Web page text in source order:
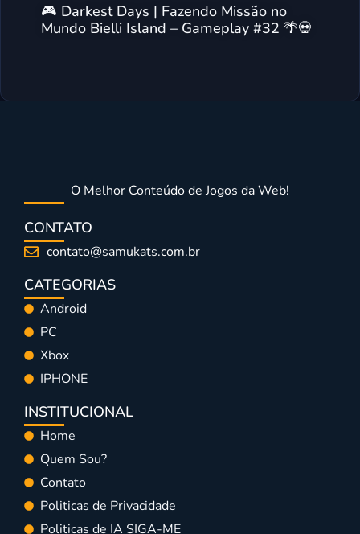
🎮 Darkest Days | Fazendo Missão no
Mundo Bielli Island – Gameplay #32 🌴💀
O Melhor Conteúdo de Jogos da Web!
CONTATO
contato@samukats.com.br
CATEGORIAS
Android
PC
Xbox
IPHONE
INSTITUCIONAL
Home
Quem Sou?
Contato
Politicas de Privacidade
Politicas de IA SIGA-ME